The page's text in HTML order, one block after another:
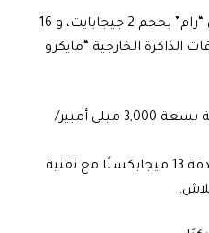
كما يقدم الهاتف، الذي يأتي بسماكة 7.6 ميليمترات ويزن 170 جرامًا، ذاكرة وصول عشوائي “رام” بحجم 2 جيجابايت، و 16
حتى 256 جيجابايتًا عن طريق بطاقات الذاكرة الخارجية “مايكرو
ويضم “جالاكسي جي7 نكست” معالجًا ثماني النوى بتردد 1.6 جيجاهرتز، بالإضافة إلى بطارية بسعة 3,000 ميلي أمبير/
ويملك الهاتف، الذي يعمل بالإصدار 7.0 “نوجا” من نظام التشغيل أندرويد، كاميرا خلفية بدقة 13 ميجابكسلًا مع تقنية